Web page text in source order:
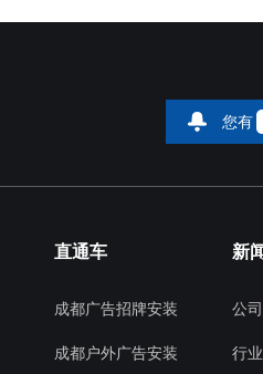
您有
直通车
成都广告招牌安装
成都户外广告安装
新
公
行